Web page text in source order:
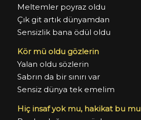
Meltemler poyraz oldu
Çık git artık dünyamdan
Sensizlik bana ödül oldu
Kör mü oldu gözlerin
Yalan oldu sözlerin
Sabrın da bir sınırı var
Sensiz dünya tek emelim
Hiç insaf yok mu, hakikat bu mu